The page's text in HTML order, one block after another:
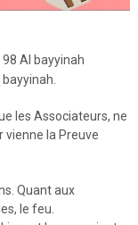
Al bayyinah
les Associateurs, ne
vienne la Preuve
Quant aux
le feu.